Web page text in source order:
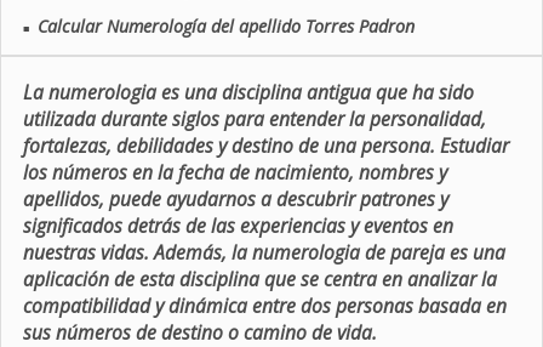
■ Calcular Numerología del apellido Torres Padron
La numerologia es una disciplina antigua que ha sido
utilizada durante siglos para entender la personalidad,
fortalezas, debilidades y destino de una persona. Estudiar
los números en la fecha de nacimiento, nombres y
apellidos, puede ayudarnos a descubrir patrones y
significados detrás de las experiencias y eventos en
nuestras vidas. Además, la numerologia de pareja es una
aplicación de esta disciplina que se centra en analizar la
compatibilidad y dinámica entre dos personas basada en
sus números de destino o camino de vida.